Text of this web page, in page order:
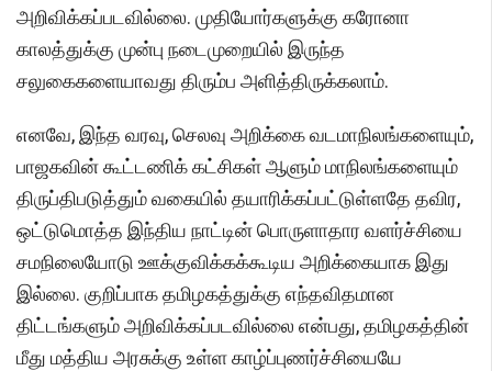
அறிவிக்கப்படவில்லை. முதியோர்களுக்கு கரோனா
காலத்துக்கு முன்பு நடைமுறையில் இருந்த
சலுகைகளையாவது திரும்ப அளித்திருக்கலாம்.
எனவே, இந்த வரவு, செலவு அறிக்கை வடமாநிலங்களையும்,
பாஜகவின் கூட்டணிக் கட்சிகள் ஆளும் மாநிலங்களையும்
திருப்திபடுத்தும் வகையில் தயாரிக்கப்பட்டுள்ளதே தவிர,
ஒட்டுமொத்த இந்திய நாட்டின் பொருளாதார வளர்ச்சியை
சமநிலையோடு ஊக்குவிக்கக்கூடிய அறிக்கையாக இது
இல்லை. குறிப்பாக தமிழகத்துக்கு எந்தவிதமான
திட்டங்களும் அறிவிக்கப்படவில்லை என்பது, தமிழகத்தின்
மீது மத்திய அரசுக்கு உள்ள காழ்ப்புணர்ச்சியையே